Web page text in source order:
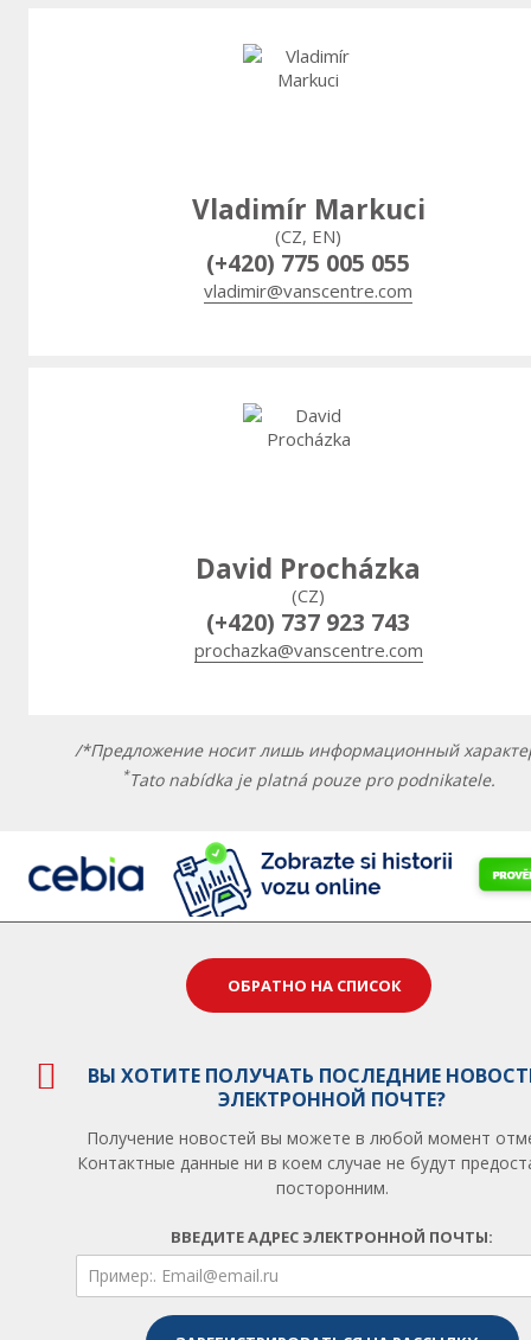
Vladimír Markuci
(CZ, EN)
(+420) 775 005 055
vladimir@vanscentre.com
David Procházka
(CZ)
(+420) 737 923 743
prochazka@vanscentre.com
/*Предложение носит лишь информационный
*Tato nabídka je platná pouze pro podnikatele.
ОБРАТНО НА СПИСОК
ВЫ ХОТИТЕ ПОЛУЧАТЬ ПОСЛЕДНИЕ
ЭЛЕКТРОННОЙ ПОЧТЕ?
Получение новостей вы можете в любой момент
Контактные данные ни в коем случае не будут
посторонним.
ВВЕДИТЕ АДРЕС ЭЛЕКТРОННОЙ ПОЧТЫ: